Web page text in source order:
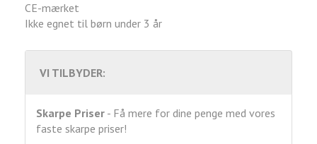
CE-mærket
Ikke egnet til børn under 3 år
VI TILBYDER:
Skarpe Priser - Få mere for dine penge med vores
faste skarpe priser!